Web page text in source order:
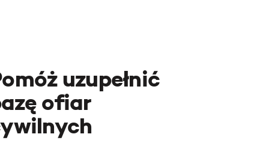
uzupełnić
ofiar